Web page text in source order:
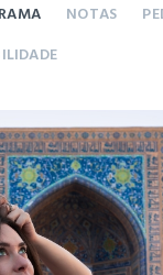
NOTAS